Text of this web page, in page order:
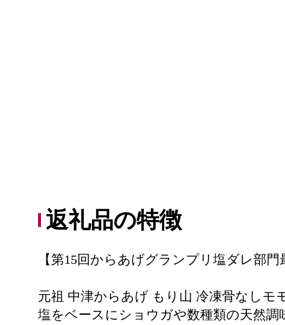
返礼品の特徴
【第15回からあげグランプリ塩ダレ部門
元祖 中津からあげ もり山 冷凍骨なしモ
塩をベースにショウガや数種類の天然調